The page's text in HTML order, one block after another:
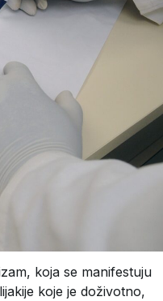
koja se manifestuju
koje je doživotno,